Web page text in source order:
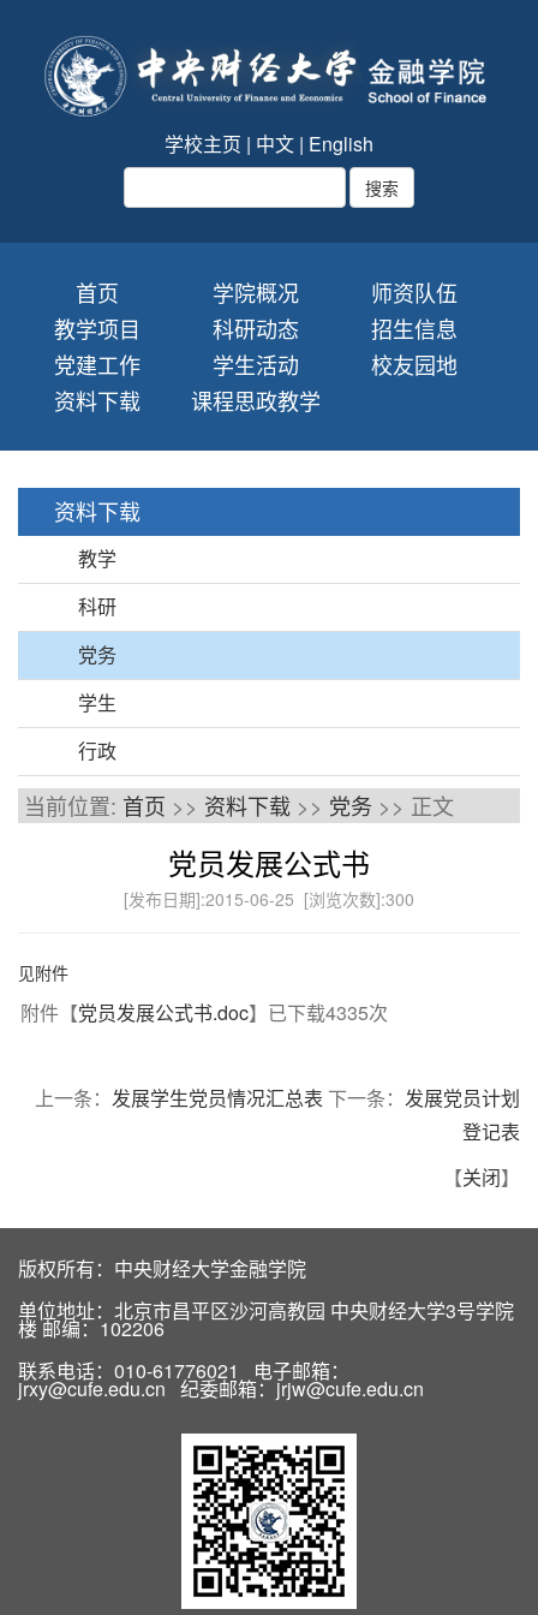
学校主页 | 中文 | English
首页 学院概况
师资队伍
教学项目
科研动态
招生信息
党建工作
学生活动
校友园地
资料下载
课程思政教学
资料下载
教学
科研
党务
学生
行政
当前位置: 首页 >> 资料下载 >> 党务 >> 正文
党员发展公式书
[发布日期]:2015-06-25 [浏览次数]:300
见附件
附件【党员发展公式书.doc】已下载4335次
上一条： 发展学生党员情况汇总表 下一条： 发展党员计划
登记表
【关闭】
版权所有：中央财经大学金融学院
单位地址：北京市昌平区沙河高教园 中央财经大学3号学院
楼 邮编：102206
联系电话：010-61776021 电子邮箱：
jrxy@cufe.edu.cn 纪委邮箱：jrjw@cufe.edu.cn